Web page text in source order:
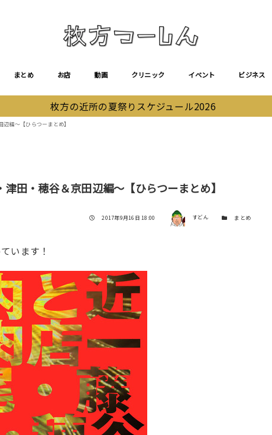
まとめ お店 動画 クリニック イベント ビジネス
枚方の近所の夏祭りスケジュール2026
編〜【ひらつーまとめ】
田・穂谷＆京田辺編〜【ひらつーまとめ】
投稿日
2017年9月16日 18:00 著者 すどん カテゴリー
まとめ
います！